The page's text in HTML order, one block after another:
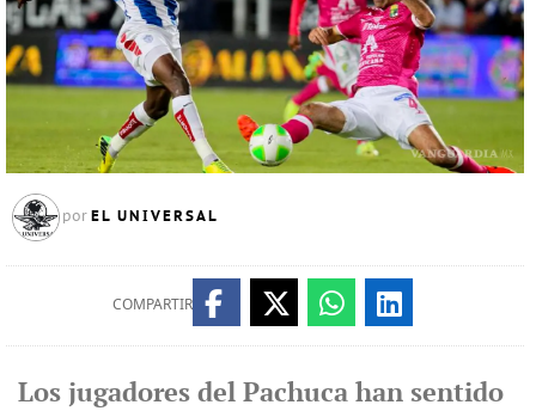
por EL UNIVERSAL
COMPARTIR
Los jugadores del Pachuca han sentido